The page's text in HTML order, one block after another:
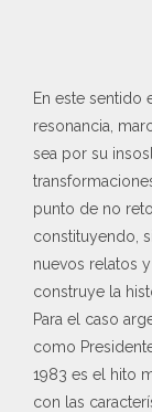
En este sentido
resonancia,
sea por su
punto de no
constituyendo,
nuevos relatos
construye la
Para el caso
como
1983 es el hito
con las